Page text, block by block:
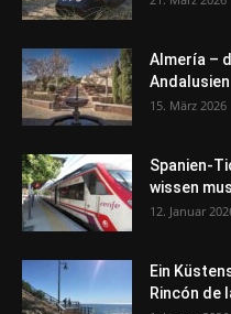
Almería –
Andalusien
15. März 2026
Spanien-
wissen
12. Januar
Ein
Rincón de